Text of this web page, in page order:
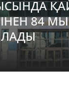
84
24 ONLINE KZ